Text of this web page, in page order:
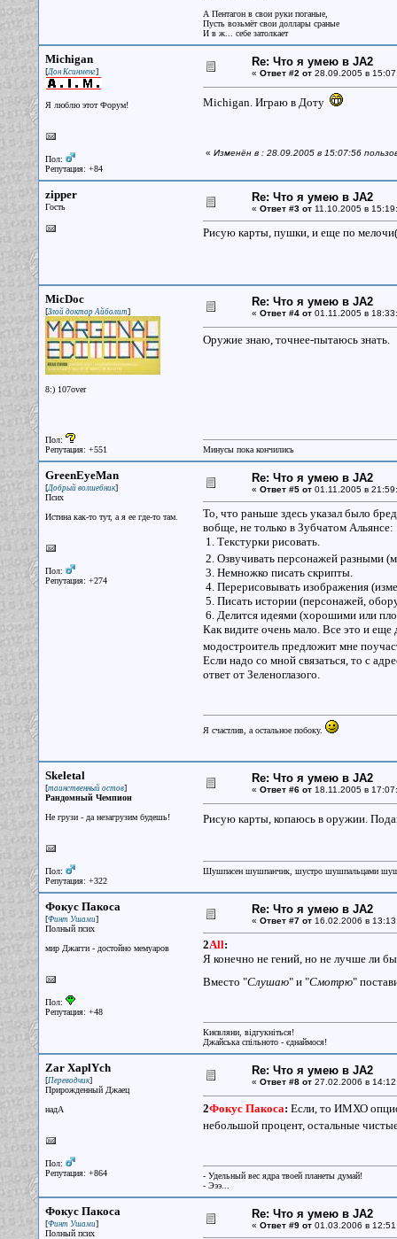
А Пентагон в свои руки поганые,
Пусть возьмёт свои доллары сраные
И в ж... себе затолкает
Michigan
[Дон Ксинменг]
Я люблю этот Форум!
Пол:
Репутация: +84
Re: Что я умею в JA2
« Ответ #2 от28.09.2005 в
Michigan. Играю в Доту
« Изменён в : 28.09.2005 в 15:07:56
zipper
Гость
Re: Что я умею в JA2
« Ответ #3 от11.10.2005 в
Рисую карты, пушки, и еще по
MicDoc
[Злой доктор Айболит]
8:) 107over
Пол:
Репутация: +551
Re: Что я умею в JA2
« Ответ #4 от01.11.2005 в
Оружие знаю, точнее-пытаюсь знать.
Минусы пока кончились
GreenEyeMan
[Добрый волшебник]
Псих
Истина как-то тут, а я ее где-то там.
Пол:
Репутация: +274
Re: Что я умею в JA2
« Ответ #5 от01.11.2005 в
То, что раньше здесь указал было
вобще, не только в Зубчатом Альянсе:
1. Текстурки рисовать.
2. Озвучивать персонажей разными
3. Немножко писать скрипты.
4. Перерисовывать изображения
5. Писать истории (персонажей,
6. Делится идеями (хорошими или
Как видите очень мало. Все это и
модостроитель предложит мне
Если надо со мной связаться, то с
ответ от Зеленоглазого.
Я счастлив, а остальное побоку.
Skeletal
[таинственный остов]
Рандомный Чемпион
Не грузи - да незагрузим будешь!
Пол:
Репутация: +322
Re: Что я умею в JA2
« Ответ #6 от18.11.2005 в
Рисую карты, копаюсь в оружии.
Шушпасен шушпанчик, шустро шушпальцами
Фокус Пакоса
[Финт Ушами]
Полный псих
мир Джагги - достойно мемуаров
Пол:
Репутация: +48
Re: Что я умею в JA2
« Ответ #7 от16.02.2006 в
2All:
Я конечно не гений, но не лучше ли
Вместо "Слушаю" и "Смотрю"
Києвляни, відгукніться!
Джайська спільното - єднаймося!
Zar XaplYch
[Переводчик]
Прирожденный Джаец
надА
Пол:
Репутация: +864
Re: Что я умею в JA2
« Ответ #8 от27.02.2006 в
2Фокус Пакоса: Если, то ИМХО
небольшой процент, остальные
- Удельный вес ядра твоей планеты думай!
- Эээ...
Фокус Пакоса
[Финт Ушами]
Полный псих
Re: Что я умею в JA2
« Ответ #9 от01.03.2006 в